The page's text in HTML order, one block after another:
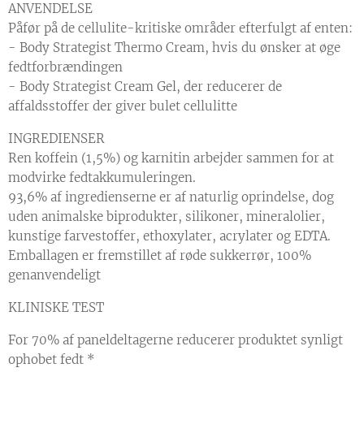
ANVENDELSE
Påfør på de cellulite-kritiske områder efterfulgt af enten:
- Body Strategist Thermo Cream, hvis du ønsker at øge
fedtforbrændingen
- Body Strategist Cream Gel, der reducerer de
affaldsstoffer der giver bulet cellulitte
INGREDIENSER
Ren koffein (1,5%) og karnitin arbejder sammen for at
modvirke fedtakkumuleringen.
93,6% af ingredienserne er af naturlig oprindelse, dog
uden animalske biprodukter, silikoner, mineralolier,
kunstige farvestoffer, ethoxylater, acrylater og EDTA.
Emballagen er fremstillet af røde sukkerrør, 100%
genanvendeligt
KLINISKE TEST
For 70% af paneldeltagerne reducerer produktet synligt
ophobet fedt *